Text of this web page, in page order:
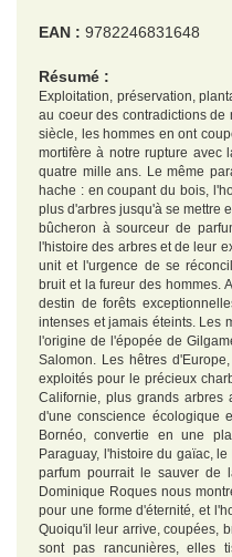
EAN : 9782246831648
Résumé :
Exploitation, préservation,
au coeur des contradictions
siècle, les hommes en ont
mortifère à notre rupture avec
quatre mille ans. Le même
hache : en coupant du bois,
plus d'arbres jusqu'à se mettre
bûcheron à sourceur de
l'histoire des arbres et de leur
unit et l'urgence de se
bruit et la fureur des hommes.
destin de forêts
intenses et jamais éteints. Les
l'origine de l'épopée de
Salomon. Les hêtres
exploités pour le précieux
Californie, plus grands arbres
d'une conscience écologique
Bornéo, convertie en une
Paraguay, l'histoire du gaïac,
parfum pourrait le sauver de
Dominique Roques nous
pour une forme d'éternité, et
Quoiqu'il leur arrive, coupées,
sont pas rancunières, elles